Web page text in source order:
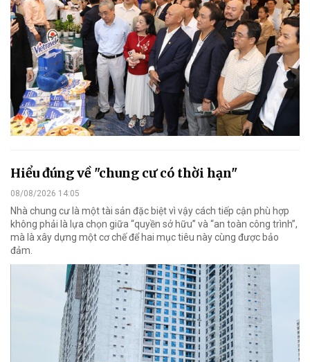
Hiểu đúng về "chung cư có thời hạn"
08/08/2026 14:05
Nhà chung cư là một tài sản đặc biệt vì vậy cách tiếp cận phù hợp
không phải là lựa chọn giữa “quyền sở hữu” và “an toàn công trình”,
mà là xây dựng một cơ chế để hai mục tiêu này cùng được bảo
đảm.